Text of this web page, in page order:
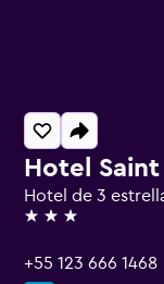
Hotel
Hotel de 3
3 estrellas
+55 123 666 1468